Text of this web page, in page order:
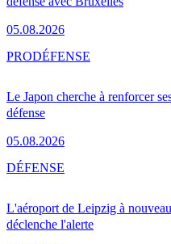
05.08.2026
Le Japon cherche à renforcer
défense
05.08.2026
PRODÉFENSE
L'aéroport de Leipzig à
déclenche l'alerte
DÉFENSE